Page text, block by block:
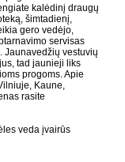
kalėdinį draugų
šimtadienį,
gero vedėjo,
servisas
Jaunavedžių vestuvių
tad jaunieji liks
progoms. Apie
Kaune,
rasite
veda įvairūs